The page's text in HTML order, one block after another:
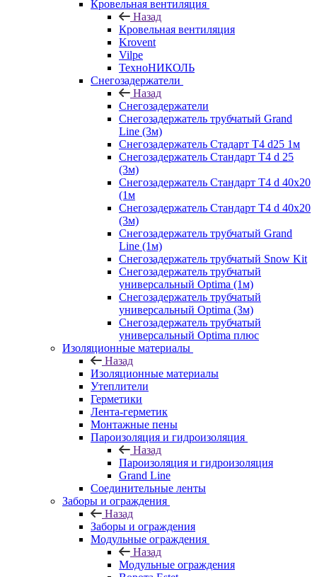
Кровельная вентиляция
Назад
Кровельная вентиляция
Krovent
Vilpe
ТехноНИКОЛЬ
Снегозадержатели
Назад
Снегозадержатели
Снегозадержатель трубчатый Grand
Line (3м)
Снегозадержатель Стадарт Т4 d25 1м
Снегозадержатель Стандарт Т4 d 25
(3м)
Снегозадержатель Стандарт Т4 d 40х20
(1м
Снегозадержатель Стандарт Т4 d 40х20
(3м)
Снегозадержатель трубчатый Grand
Line (1м)
Снегозадержатель трубчатый Snow Kit
Снегозадержатель трубчатый
универсальный Optima (1м)
Снегозадержатель трубчатый
универсальный Optima (3м)
Снегозадержатель трубчатый
универсальный Optima плюс
Изоляционные материалы
Назад
Изоляционные материалы
Утеплители
Герметики
Лента-герметик
Монтажные пены
Пароизоляция и гидроизоляция
Назад
Пароизоляция и гидроизоляция
Grand Line
Соединительные ленты
Заборы и ограждения
Назад
Заборы и ограждения
Модульные ограждения
Назад
Модульные ограждения